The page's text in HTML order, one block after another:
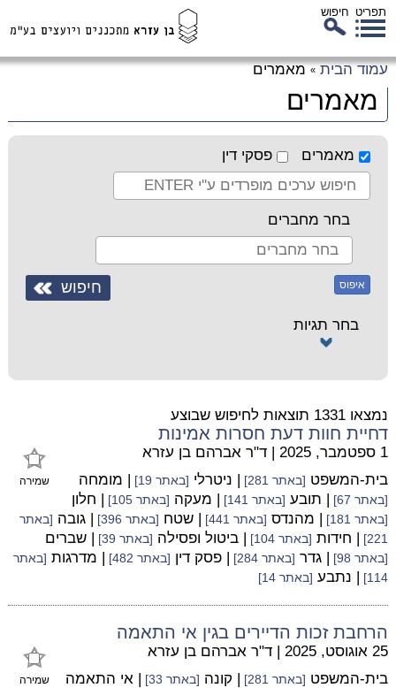
תפריט חיפוש
עמוד הבית » מאמרים
מאמרים
מאמרים פסקי דין
בחר מחברים
איפוס
בחר תגיות
נמצאו 1331 תוצאות לחיפוש שבוצע
דחיית חוות דעת חסרות אמינות
שמירה
1 ספטמבר, 2025 | ד"ר אברהם בן עזרא
בית-המשפט [באתר 281] | ניטרלי [באתר 19] | מומחה
[באתר 67] | תובע [באתר 141] | מעקה [באתר 105] | חלון
[באתר 181] | מהנדס [באתר 441] | שטח [באתר 396] | גובה [באתר
221]
| חידות [באתר 104] | ביטול ופסילה [באתר 39] | שברים
[באתר 98] | גדר [באתר 284] | פסק דין [באתר 482] | מדרגות [באתר
114]
| נתבע [באתר 14]
הרחבת זכות הדיירים בגין אי התאמה
שמירה
25 אוגוסט, 2025 | ד"ר אברהם בן עזרא
בית-המשפט [באתר 281] | קונה [באתר 33] | אי התאמה